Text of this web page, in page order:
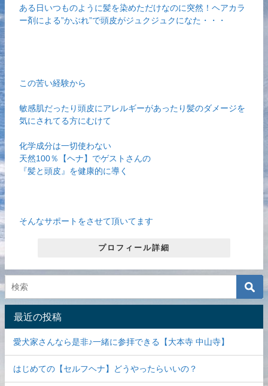
ある日いつものように髪を染めただけなのに突然！ヘアカラ
ー剤による”かぶれ”で頭皮がジュクジュクになた・・・
この苦い経験から
敏感肌だったり頭皮にアレルギーがあったり髪のダメージを
気にされてる方にむけて
化学成分は一切使わない
天然100％【ヘナ】でゲストさんの
『髪と頭皮』を健康的に導く
そんなサポートをさせて頂いてます
プロフィール詳細
最近の投稿
愛犬家さんなら是非♪一緒に参拝できる【大本寺 中山寺】
はじめての【セルフヘナ】どうやったらいいの？